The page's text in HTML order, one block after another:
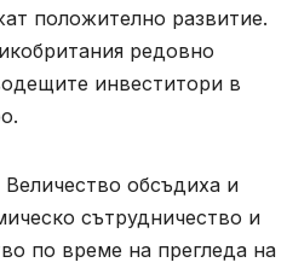
положително развитие.
редовно
инвеститори в
обсъдиха и
сътрудничество и
по време на прегледа на